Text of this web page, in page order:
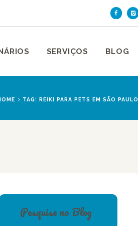
SERVIÇOS BLOG
TAG: REIKI PARA PETS EM SÃO PAULO
DE SÃO PAULO
Pesquise no Blog